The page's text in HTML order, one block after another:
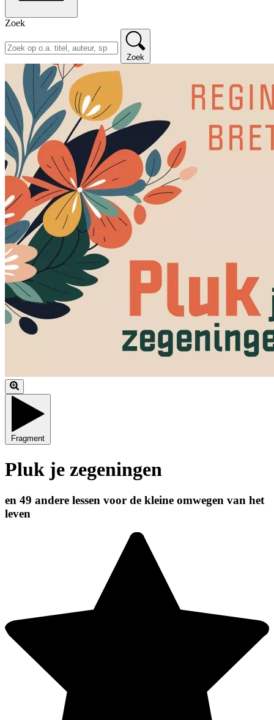
Zoek
Zoek
Fragment
Pluk je zegeningen
en 49 andere lessen voor de kleine omwegen van het
leven